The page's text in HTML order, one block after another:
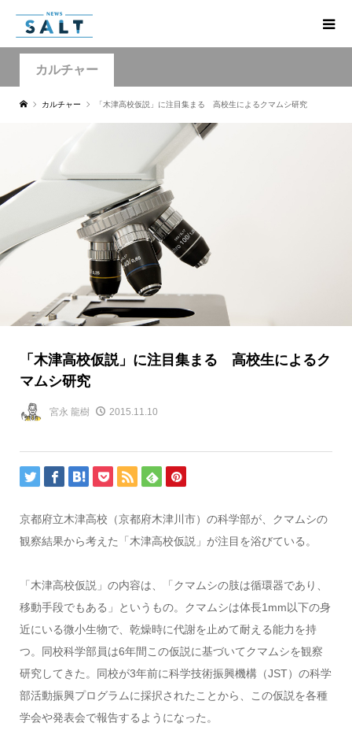
カルチャー
カルチャー 「木津高校仮説」に注目集まる 高校生によるクマムシ研究
「木津高校仮説」に注目集まる 高校生によるク
マムシ研究
宮永 龍樹 2015.11.10
京都府立木津高校（京都府木津川市）の科学部が、クマムシの
観察結果から考えた「木津高校仮説」が注目を浴びている。
「木津高校仮説」の内容は、「クマムシの肢は循環器であり、
移動手段でもある」というもの。クマムシは体長1mm以下の身
近にいる微小生物で、乾燥時に代謝を止めて耐える能力を持
つ。同校科学部員は6年間この仮説に基づいてクマムシを観察
研究してきた。同校が3年前に科学技術振興機構（JST）の科学
部活動振興プログラムに採択されたことから、この仮説を各種
学会や発表会で報告するようになった。